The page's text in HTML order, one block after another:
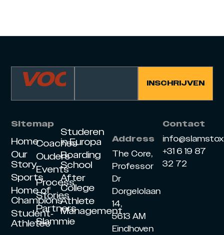
Sitemap
Home
Our
Story
Sports
Home of
Champions
Student-
Athletes
Coaches
Ouders
Events
Process
Stories
Partners
Slammie
Studeren
in Europa
Boarding
School
After
College
Athlete
Management
Address
The Core,
Professor
Dr
Dorgelolaan
14,
5613 AM
Eindhoven
Contact
+31 6 19 87
32 72